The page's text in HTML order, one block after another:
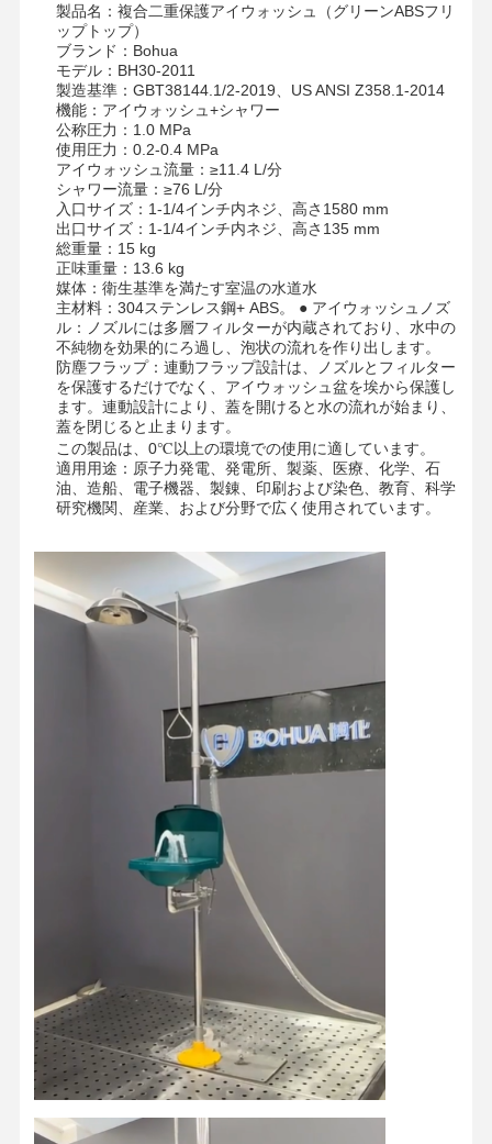
家 製品
私たちについ
て
工場 ツアー
製品名：複合二重保護アイウォッシュ（グリーンABSフリ
ップトップ）
ブランド：Bohua
モデル：BH30-2011
製造基準：GBT38144.1/2-2019、US ANSI Z358.1-2014
機能：アイウォッシュ+シャワー
公称圧力：1.0 MPa
使用圧力：0.2-0.4 MPa
アイウォッシュ流量：≥11.4 L/分
シャワー流量：≥76 L/分
入口サイズ：1-1/4インチ内ネジ、高さ1580 mm
出口サイズ：1-1/4インチ内ネジ、高さ135 mm
総重量：15 kg
正味重量：13.6 kg
媒体：衛生基準を満たす室温の水道水
主材料：304ステンレス鋼+ ABS。 ● アイウォッシュノズ
ル：ノズルには多層フィルターが内蔵されており、水中の
不純物を効果的にろ過し、泡状の流れを作り出します。
防塵フラップ：連動フラップ設計は、ノズルとフィルター
を保護するだけでなく、アイウォッシュ盆を埃から保護し
ます。連動設計により、蓋を開けると水の流れが始まり、
蓋を閉じると止まります。
この製品は、0℃以上の環境での使用に適しています。
適用用途：原子力発電、発電所、製薬、医療、化学、石
油、造船、電子機器、製錬、印刷および染色、教育、科学
研究機関、産業、および分野で広く使用されています。